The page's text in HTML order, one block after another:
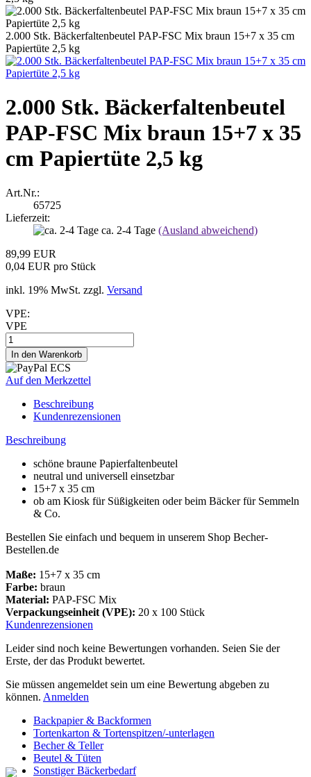
2.000 Stk. Bäckerfaltenbeutel PAP-FSC Mix braun 15+7 x 35 cm
Papiertüte 2,5 kg
2.000 Stk. Bäckerfaltenbeutel
PAP-FSC Mix braun 15+7 x 35
cm Papiertüte 2,5 kg
Art.Nr.:
65725
Lieferzeit:
ca. 2-4 Tage (Ausland abweichend)
89,99 EUR
0,04 EUR pro Stück
inkl. 19% MwSt. zzgl. Versand
VPE:
VPE
Auf den Merkzettel
Beschreibung
Kundenrezensionen
Beschreibung
schöne braune Papierfaltenbeutel
neutral und universell einsetzbar
15+7 x 35 cm
ob am Kiosk für Süßigkeiten oder beim Bäcker für Semmeln
& Co.
Bestellen Sie einfach und bequem in unserem Shop Becher-
Bestellen.de
Maße: 15+7 x 35 cm
Farbe: braun
Material: PAP-FSC Mix
Verpackungseinheit (VPE): 20 x 100 Stück
Kundenrezensionen
Leider sind noch keine Bewertungen vorhanden. Seien Sie der
Erste, der das Produkt bewertet.
Sie müssen angemeldet sein um eine Bewertung abgeben zu
können. Anmelden
Backpapier & Backformen
Tortenkarton & Tortenspitzen/-unterlagen
Becher & Teller
Beutel & Tüten
Sonstiger Bäckerbedarf